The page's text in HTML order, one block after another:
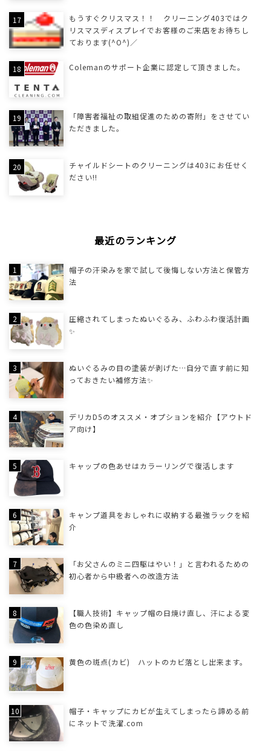
もうすぐクリスマス！！ クリーニング403ではク
リスマスディスプレイでお客様のご来店をお待ちし
ております(^O^)／
Colemanのサポート企業に認定して頂きました。
「障害者福祉の取組促進のための寄附」をさせてい
ただきました。
チャイルドシートのクリーニングは403にお任せく
ださい!!
最近のランキング
帽子の汗染みを家で試して後悔しない方法と保管方
法
圧縮されてしまったぬいぐるみ、ふわふわ復活計画
✨
ぬいぐるみの目の塗装が剥げた…自分で直す前に知
っておきたい補修方法✨
デリカD5のオススメ・オプションを紹介【アウトド
ア向け】
キャップの色あせはカラーリングで復活します
キャンプ道具をおしゃれに収納する最強ラックを紹
介
「お父さんのミニ四駆はやい！」と言われるための
初心者から中級者への改造方法
【職人技術】キャップ帽の日焼け直し、汗による変
色の色染め直し
黄色の斑点(カビ) ハットのカビ落とし出来ます。
帽子・キャップにカビが生えてしまったら諦める前
にネットで洗濯.com